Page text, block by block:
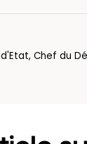
Chef du